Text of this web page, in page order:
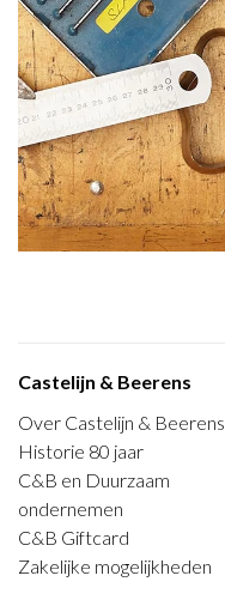
Castelijn & Beerens
Over Castelijn & Beerens
Historie 80 jaar
C&B en Duurzaam
ondernemen
C&B Giftcard
Zakelijke mogelijkheden